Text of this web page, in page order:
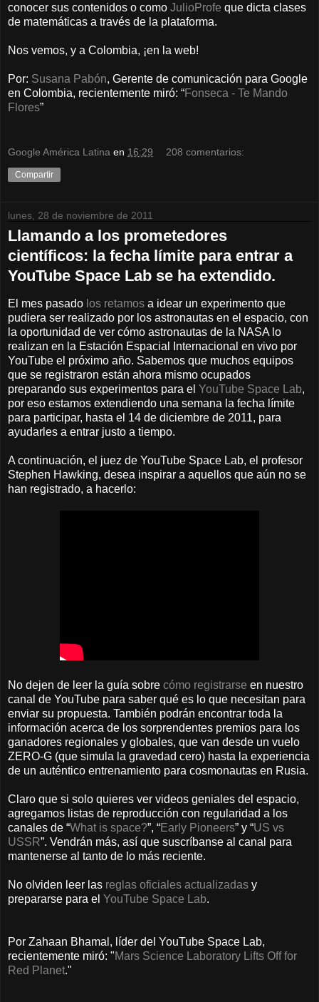
conocer sus contenidos o como JulioProfe que dicta clases
de matemáticas a través de la plataforma.
Nos vemos, y a Colombia, ¡en la web!
Por: Susana Pabón, Gerente de comunicación para Google
en Colombia, recientemente miró: “Fonseca - Te Mando
Flores”
Google América Latina en 16:29 208 comentarios:
Compartir
lunes, 28 de noviembre de 2011
Llamando a los prometedores
científicos: la fecha límite para entrar a
YouTube Space Lab se ha extendido.
El mes pasado los retamos a idear un experimento que
pudiera ser realizado por los astronautas en el espacio, con
la oportunidad de ver cómo astronautas de la NASA lo
realizan en la Estación Espacial Internacional en vivo por
YouTube el próximo año. Sabemos que muchos equipos
que se registraron están ahora mismo ocupados
preparando sus experimentos para el YouTube Space Lab,
por eso estamos extendiendo una semana la fecha límite
para participar, hasta el 14 de diciembre de 2011, para
ayudarles a entrar justo a tiempo.
A continuación, el juez de YouTube Space Lab, el profesor
Stephen Hawking, desea inspirar a aquellos que aún no se
han registrado, a hacerlo:
No dejen de leer la guía sobre cómo registrarse en nuestro
canal de YouTube para saber qué es lo que necesitan para
enviar su propuesta. También podrán encontrar toda la
información acerca de los sorprendentes premios para los
ganadores regionales y globales, que van desde un vuelo
ZERO-G (que simula la gravedad cero) hasta la experiencia
de un auténtico entrenamiento para cosmonautas en Rusia.
Claro que si solo quieres ver videos geniales del espacio,
agregamos listas de reproducción con regularidad a los
canales de “What is space?”, “Early Pioneers” y “US vs
USSR”. Vendrán más, así que suscríbanse al canal para
mantenerse al tanto de lo más reciente.
No olviden leer las reglas oficiales actualizadas y
prepararse para el YouTube Space Lab.
Por Zahaan Bhamal, líder del YouTube Space Lab,
recientemente miró: "Mars Science Laboratory Lifts Off for
Red Planet."